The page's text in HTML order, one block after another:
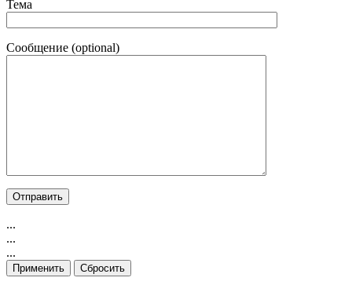
Тема
Сообщение (optional)
...
...
...
Применить Сбросить